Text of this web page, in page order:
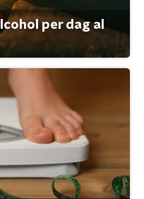
per dag al